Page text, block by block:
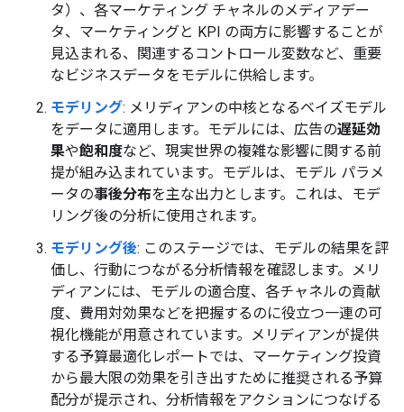
タ）、各マーケティング チャネルのメディアデー
タ、マーケティングと KPI の両方に影響することが
見込まれる、関連するコントロール変数など、重要
なビジネスデータをモデルに供給します。
モデリング: メリディアンの中核となるベイズモデル
をデータに適用します。モデルには、広告の遅延効
果や飽和度など、現実世界の複雑な影響に関する前
提が組み込まれています。モデルは、モデル パラメ
ータの事後分布を主な出力とします。これは、モデ
リング後の分析に使用されます。
モデリング後: このステージでは、モデルの結果を評
価し、行動につながる分析情報を確認します。メリ
ディアンには、モデルの適合度、各チャネルの貢献
度、費用対効果などを把握するのに役立つ一連の可
視化機能が用意されています。メリディアンが提供
する予算最適化レポートでは、マーケティング投資
から最大限の効果を引き出すために推奨される予算
配分が提示され、分析情報をアクションにつなげる